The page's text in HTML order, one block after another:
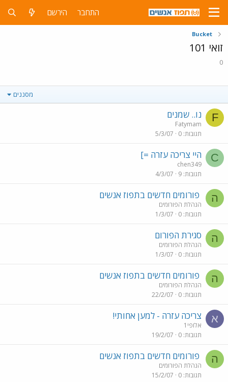
התחבר הירשם
Bucket
זואי 101
0
מסננים
F נו.. שמנים
Fatymam
תגובות 0
5/3/07
C היי צריכה עזרה =]
chen349
תגובות 9
4/3/07
ה פורומים חדשים בתפוז אנשים
הנהלת הפורומים
תגובות 0
1/3/07
ה סגירת הפורום
הנהלת הפורומים
תגובות 0
1/3/07
ה פורומים חדשים בתפוז אנשים
הנהלת הפורומים
תגובות 0
22/2/07
א צריכה עזרה - למען אחותי!
אלופי1
תגובות 0
19/2/07
ה פורומים חדשים בתפוז אנשים
הנהלת הפורומים
תגובות 0
15/2/07